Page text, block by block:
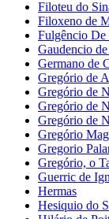
Filoteu do
Filoxeno de
Fulgêncio De
Gaudencio
Germano de
Gregório de
Gregório de
Gregório de
Gregório de
Gregório
Gregorio
Gregório, o
Guerric de
Hermas
Hesiquio do